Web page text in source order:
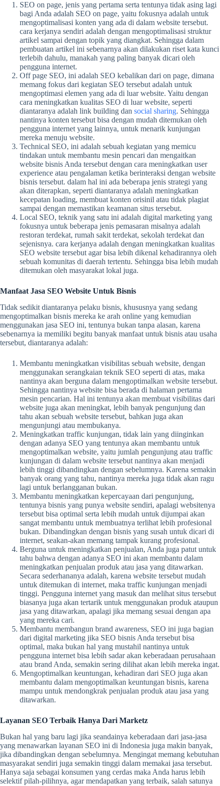
SEO on page, jenis yang pertama serta tentunya tidak asing lagi
bagi Anda adalah SEO on page, yaitu fokusnya adalah untuk
mengoptimalisasi konten yang ada di dalam website tersebut.
cara kerjanya sendiri adalah dengan mengoptimalisasi struktur
artikel sampai dengan topik yang diangkat. Sehingga dalam
pembuatan artikel ini sebenarnya akan dilakukan riset kata kunci
terlebih dahulu, manakah yang paling banyak dicari oleh
pengguna internet.
Off page SEO, ini adalah SEO kebalikan dari on page, dimana
memang fokus dari kegiatan SEO tersebut adalah untuk
mengoptimasi elemen yang ada di luar website. Yaitu dengan
cara meningkatkan kualitas SEO di luar website, seperti
diantaranya adalah link building dan social sharing. Sehingga
nantinya konten tersebut bisa dengan mudah ditemukan oleh
pengguna internet yang lainnya, untuk menarik kunjungan
mereka menuju website.
Technical SEO, ini adalah sebuah kegiatan yang memicu
tindakan untuk membantu mesin pencari dan mengaitkan
website bisnis Anda tersebut dengan cara meningkatkan user
experience atau pengalaman ketika berinteraksi dengan website
bisnis tersebut. dalam hal ini ada beberapa jenis strategi yang
akan diterapkan, seperti diantaranya adalah meningkatkan
kecepatan loading, membuat konten orisinil atau tidak plagiat
sampai dengan memastikan keamanan situs tersebut.
Local SEO, teknik yang satu ini adalah digital marketing yang
fokusnya untuk beberapa jenis pemasaran misalnya adalah
restoran terdekat, rumah sakit terdekat, sekolah terdekat dan
sejenisnya. cara kerjanya adalah dengan meningkatkan kualitas
SEO website tersebut agar bisa lebih dikenal kehadirannya oleh
sebuah komunitas di daerah tertentu. Sehingga bisa lebih mudah
ditemukan oleh masyarakat lokal juga.
Manfaat Jasa SEO Website Untuk Bisnis
Tidak sedikit diantaranya pelaku bisnis, khususnya yang sedang
mengoptimalkan bisnis mereka ke arah online yang kemudian
menggunakan jasa SEO ini, tentunya bukan tanpa alasan, karena
sebenarnya ia memiliki begitu banyak manfaat untuk bisnis atau usaha
tersebut, diantaranya adalah:
Membantu meningkatkan visibilitas sebuah website, dengan
menggunakan serangkaian teknik SEO seperti di atas, maka
nantinya akan berguna dalam mengoptimalkan website tersebut.
Sehingga nantinya website bisa berada di halaman pertama
mesin pencarian. Hal ini tentunya akan membuat visibilitas dari
website juga akan meningkat, lebih banyak pengunjung dan
tahu akan sebuah website tersebut, bahkan juga akan
mengunjungi atau membukanya.
Meningkatkan traffic kunjungan, tidak lain yang diinginkan
dengan adanya SEO yang tentunya akan membantu untuk
mengoptimalkan website, yaitu jumlah pengunjung atau traffic
kunjungan di dalam website tersebut nantinya akan menjadi
lebih tinggi dibandingkan dengan sebelumnya. Karena semakin
banyak orang yang tahu, nantinya mereka juga tidak akan ragu
lagi untuk berlangganan bukan.
Membantu meningkatkan kepercayaan dari pengunjung,
tentunya bisnis yang punya website sendiri, apalagi websitenya
tersebut bisa optimal serta lebih mudah untuk dijumpai akan
sangat membantu untuk membuatnya terlihat lebih profesional
bukan. Dibandingkan dengan bisnis yang susah untuk dicari di
internet, seakan-akan memang tampak kurang profesional.
Berguna untuk meningkatkan penjualan, Anda juga patut untuk
tahu bahwa dengan adanya SEO ini akan membantu dalam
meningkatkan penjualan produk atau jasa yang ditawarkan.
Secara sederhananya adalah, karena website tersebut mudah
untuk ditemukan di internet, maka traffic kunjungan menjadi
tinggi. Pengguna internet yang masuk dan melihat situs tersebut
biasanya juga akan tertarik untuk menggunakan produk ataupun
jasa yang ditawarkan, apalagi jika memang sesuai dengan apa
yang mereka cari.
Membantu membangun brand awareness, SEO ini juga bagian
dari digital marketing jika SEO bisnis Anda tersebut bisa
optimal, maka bukan hal yang mustahil nantinya untuk
pengguna internet bisa lebih sadar akan keberadaan perusahaan
atau brand Anda, semakin sering dilihat akan lebih mereka ingat.
Mengoptimalkan keuntungan, kehadiran dari SEO juga akan
membantu dalam mengoptimalkan keuntungan bisnis, karena
mampu untuk mendongkrak penjualan produk atau jasa yang
ditawarkan.
Layanan SEO Terbaik Hanya Dari Marketz
Bukan hal yang baru lagi jika seandainya keberadaan dari jasa-jasa
yang menawarkan layanan SEO ini di Indonesia juga makin banyak,
jika dibandingkan dengan sebelumnya. Mengingat memang kebutuhan
masyarakat sendiri juga semakin tinggi dalam memakai jasa tersebut.
Hanya saja sebagai konsumen yang cerdas maka Anda harus lebih
selektif pilah-pilihnya, agar mendapatkan yang terbaik, salah satunya